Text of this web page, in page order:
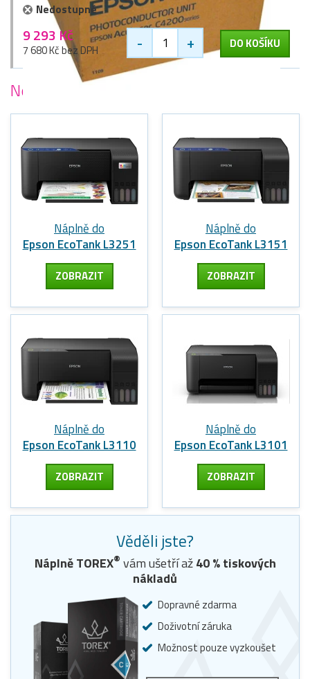
Nedostupné
9 293 Kč
7 680 Kč bez DPH - + DO KOŠÍKU
Nejoblíbenější
Náplně do
Epson EcoTank L3251
ZOBRAZIT
Náplně do
Epson EcoTank L3151
ZOBRAZIT
Náplně do
Epson EcoTank L3110
ZOBRAZIT
Náplně do
Epson EcoTank L3101
ZOBRAZIT
Věděli jste?
Náplně TOREX® vám ušetří až40% tiskových
nákladů
Dopravné zdarma
Doživotní záruka
Možnost pouze vyzkoušet